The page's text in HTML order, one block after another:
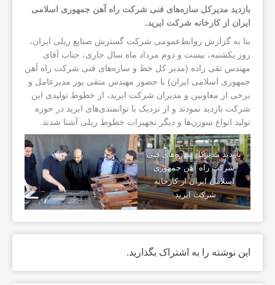
بازدید مدیر‌کل سازه‌های فنی شرکت راه آهن جمهوری اسلامی
ایران از کارخانه شرکت ایرید.
بنا به گزارش روابط‌عمومی شرکت گسترش صنایع ریلی ایران،
روز یکشنبه، بیست و دوم مرداد ماه سال جاری، جناب آقای
مهندس تقی زاده (مدیر کل خط و سازه‌های فنی شرکت راه آهن
جمهوری اسلامی ایران) با حضور مهندس متقی پور مدیرعامل و
برخی از معاونین و مدیران شرکت ایرید، از خطوط تولیدی این
شرکت بازدید نمودند و از نزدیک با توانمندی‌های ایرید در حوزه
تولید انواع سوزن‌ها و دیگر تجهیزات خطوط ریلی آشنا شدند.
بازدید مدیر‌کل سازه‌های فنی
شرکت راه آهن جمهوری
اسلامی ایران از کارخانه
شرکت ایرید.
این نوشته را به اشتراک بگذارید.